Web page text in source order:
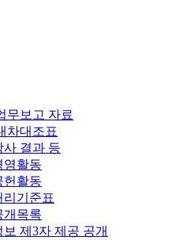
무보고 자료
차대조표
사 결과 등
영활동
헌활동
리기준표
개목록
보 제3자 제공 공개